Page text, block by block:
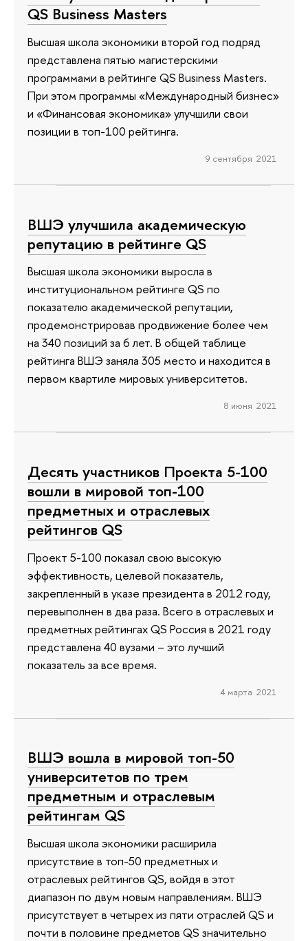
QS Business Masters
Высшая школа экономики второй год подряд
представлена пятью магистерскими
программами в рейтинге QS Business Masters.
При этом программы «Международный бизнес»
и «Финансовая экономика» улучшили свои
позиции в топ-100 рейтинга.
9 сентября 2021
ВШЭ улучшила академическую
репутацию в рейтинге QS
Высшая школа экономики выросла в
институциональном рейтинге QS по
показателю академической репутации,
продемонстрировав продвижение более чем
на 340 позиций за 6 лет. В общей таблице
рейтинга ВШЭ заняла 305 место и находится в
первом квартиле мировых университетов.
8 июня 2021
Десять участников Проекта 5-100
вошли в мировой топ-100
предметных и отраслевых
рейтингов QS
Проект 5-100 показал свою высокую
эффективность, целевой показатель,
закрепленный в указе президента в 2012 году,
перевыполнен в два раза. Всего в отраслевых и
предметных рейтингах QS Россия в 2021 году
представлена 40 вузами – это лучший
показатель за все время.
4 марта 2021
ВШЭ вошла в мировой топ-50
университетов по трем
предметным и отраслевым
рейтингам QS
Высшая школа экономики расширила
присутствие в топ-50 предметных и
отраслевых рейтингов QS, войдя в этот
диапазон по двум новым направлениям. ВШЭ
присутствует в четырех из пяти отраслей QS и
почти в половине предметов QS значительно